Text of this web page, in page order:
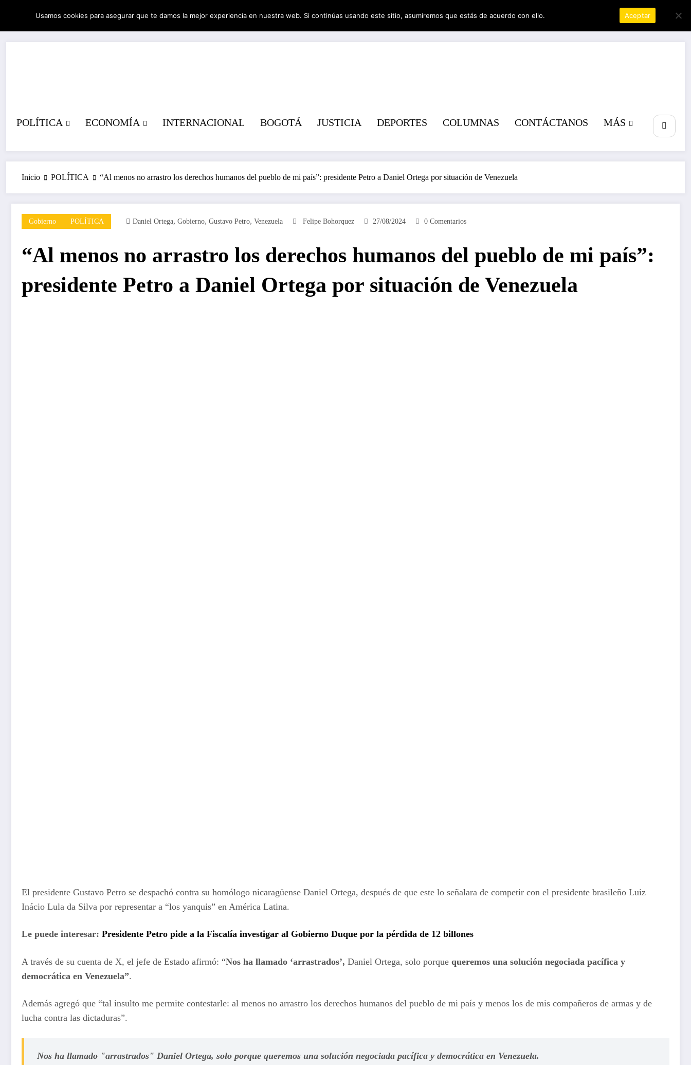
contenido
06/08/2026 7:11:04 PM
POLÍTICA ECONOMÍA INTERNACIONAL BOGOTÁ JUSTICIA DEPORTES COLUMNAS CONTÁCTANOS MÁS
Inicio POLÍTICA “Al menos no arrastro los derechos humanos del pueblo de mi país”: presidente Petro a Daniel Ortega por situación de Venezuela
Gobierno POLÍTICA Daniel Ortega, Gobierno, Gustavo Petro, Venezuela Felipe Bohorquez 27/08/2024 0 Comentarios
“Al menos no arrastro los derechos humanos del pueblo de mi país”:
presidente Petro a Daniel Ortega por situación de Venezuela
El presidente Gustavo Petro se despachó contra su homólogo nicaragüense Daniel Ortega, después de que este lo señalara de competir con el presidente brasileño Luiz
Inácio Lula da Silva por representar a “los yanquis” en América Latina.
Le puede interesar: Presidente Petro pide a la Fiscalía investigar al Gobierno Duque por la pérdida de 12 billones
A través de su cuenta de X, el jefe de Estado afirmó: “Nos ha llamado ‘arrastrados’, Daniel Ortega, solo porque queremos una solución negociada pacífica y
democrática en Venezuela”.
Además agregó que “tal insulto me permite contestarle: al menos no arrastro los derechos humanos del pueblo de mi país y menos los de mis compañeros de armas y de
lucha contra las dictaduras”.
Nos ha llamado "arrastrados" Daniel Ortega, solo porque queremos una solución negociada pacífica y democrática en Venezuela.
Usamos cookies para asegurar que te damos la mejor experiencia en nuestra web. Si continúas usando este sitio, asumiremos que estás de acuerdo con ello. Aceptar